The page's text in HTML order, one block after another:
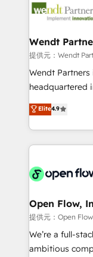
technology and
strive for
migrations,
Salesforce,
migrations;
including
NetSuite,
a Ticketmaster
sports and
include five
HubSpot
Wendt
提供元：Wendt
Wendt
headquartered
Toronto, London and
HubSpot
sophisticated
HubSpot CRM
industrial/
distribution,
finserv/fintech,
& logistics,
media,
Elite4.9
Open Flow,
提供元：Open
We’re a full-
ambitious